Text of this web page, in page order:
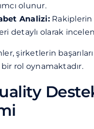
olunur.
Analizi:Rakiplerin
detaylı olarak
şirketlerin
rol oynamaktadır.